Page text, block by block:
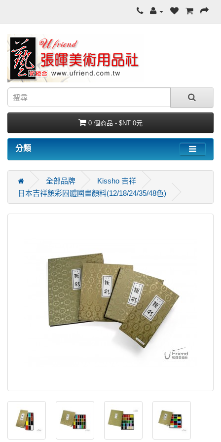
0 個商品 - $NT 0元
分類
全部品牌
Kissho 吉祥
日本吉祥顏彩固體國畫顏料(12/18/24/35/48色)